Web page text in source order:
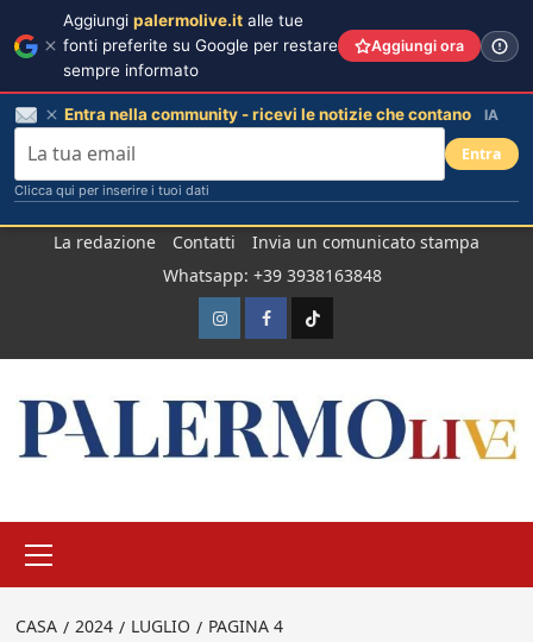
La redazione Contatti
Invia un comunicato stampa
Whatsapp: +39 3938163848
InstagramFacebook
TikTok
principale
CASA 2024 LUGLIO PAGINA 4
Aggiungi palermolive.it alle tue
fonti preferite su Google per restare
sempre informato
Aggiungi ora
Entra nella community - ricevi le notizie che contano IA
Entra
Clicca qui per inserire i tuoi dati